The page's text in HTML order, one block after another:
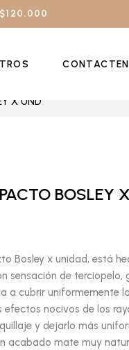
$120.000
X UND
BOSLEY
Bosley x unidad, está
sensación de
a cubrir uniformemente
efectos nocivos de los
y dejarlo más
acabado mate muy